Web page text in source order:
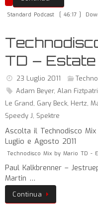
Standard Podcast [ 46:17 ]
TD – Estate
23 Luglio 2011
Adam Beyer, Alan
Le Grand, Gary Beck, Hertz,
Speedy J, Spektre
Ascolta il Technodisco
Luglio e Agosto 2011
Technodisco Mix by Mario TD -
Paul Kalkbrenner –
Martin …
Continua